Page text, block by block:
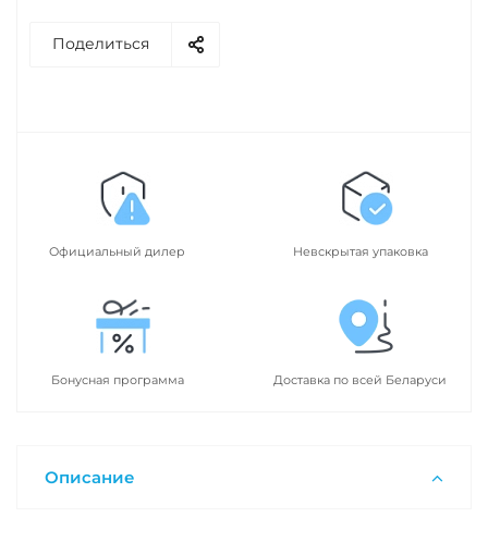
Поделиться
Официальный дилер Невскрытая упаковка
Бонусная программа Доставка по всей Беларуси
Описание